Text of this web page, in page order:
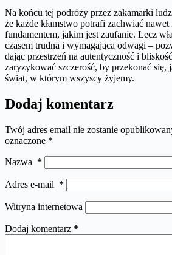
Na końcu tej podróży przez zakamarki
że każde kłamstwo potrafi zachwiać
fundamentem, jakim jest zaufanie. Lecz
czasem trudna i wymagająca odwagi –
dając przestrzeń na autentyczność i
zaryzykować szczerość, by przekonać się,
świat, w którym wszyscy żyjemy.
Dodaj komentarz
Twój adres email nie zostanie
oznaczone *
Nazwa *
Adres e-mail *
Witryna internetowa
Dodaj komentarz *